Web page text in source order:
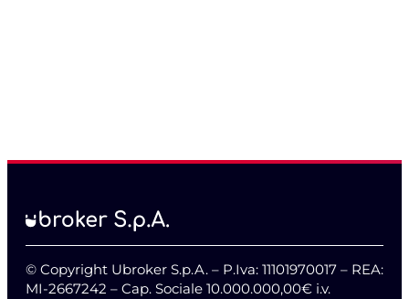
© Copyright Ubroker S.p.A. – P.Iva: 11101970017 – REA:
MI-2667242 – Cap. Sociale 10.000.000,00€ i.v.